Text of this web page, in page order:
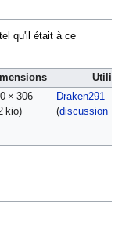
qu'il était à ce
× 306
kio)
Draken291
(discussion|